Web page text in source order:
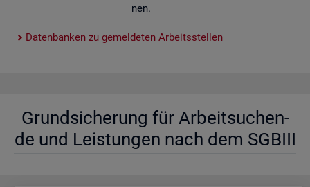
nen.
Da­ten­ban­ken zu ge­mel­de­ten Ar­beits­stel­len
Grund­si­che­rung für Ar­beit­su­chen­
de und Leis­tun­gen nach dem SGBIII